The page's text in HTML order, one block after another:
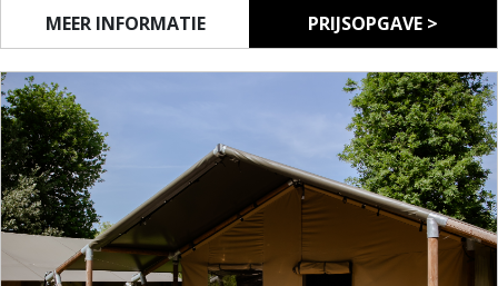
de sanitaire voorzieningen op de camping, die vlakbij
gelegen zijn. Huisdieren zijn niet toegelaten in de
tent. Het is mogelijk om
MEER INFORMATIE PRIJSOPGAVE >